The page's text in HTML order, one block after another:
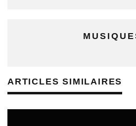
ARTICLES SIMILAIRES